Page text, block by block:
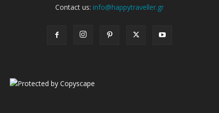
Contact us: info@happytraveller.gr